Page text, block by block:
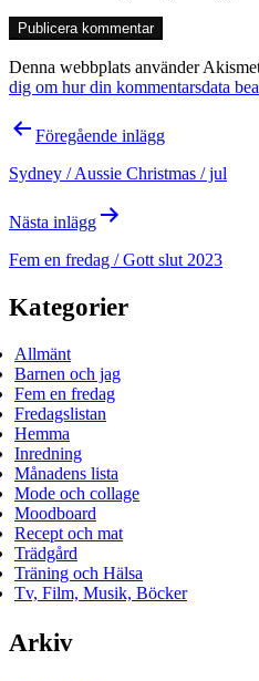
Denna webbplats använder
dig om hur din kommentarsdata
Inläggsnavigering
Föregående inlägg
Sydney / Aussie Christmas / jul
Nästa inlägg
Fem en fredag / Gott slut 2023
Kategorier
Allmänt
Barnen och jag
Fem en fredag
Fredagslistan
Hemma
Inredning
Månadens lista
Mode och collage
Moodboard
Recept och mat
Trädgård
Träning och Hälsa
Tv, Film, Musik, Böcker
Arkiv